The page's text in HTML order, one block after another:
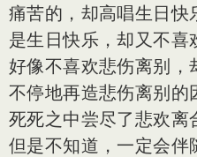
痛苦的，却高唱生日快
是生日快乐，却又不
好像不喜欢悲伤离别，
不停地再造悲伤离别的
死死之中尝尽了悲欢离
但是不知道，一定会伴